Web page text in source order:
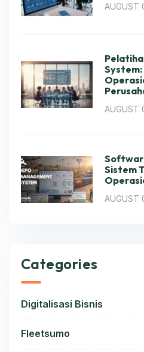
AUGUST
AUGUST
Sistem
AUGUST
Categories
Digitalisasi Bisnis
Fleetsumo